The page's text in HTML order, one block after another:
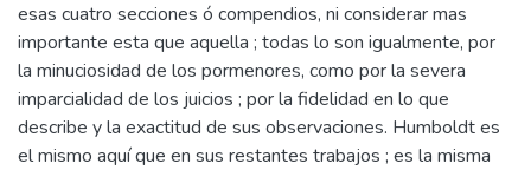
esas cuatro secciones ó compendios, ni considerar mas
importante esta que aquella ; todas lo son igualmente, por
la minuciosidad de los pormenores, como por la severa
imparcialidad de los juicios ; por la fidelidad en lo que
describe y la exactitud de sus observaciones. Humboldt es
el mismo aquí que en sus restantes trabajos ; es la misma